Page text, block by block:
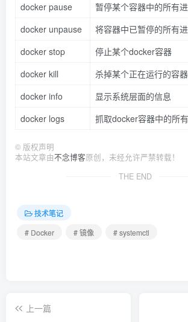
docker pause
暂停某个容器中的所有
docker unpause
将容器中已暂停的所有
docker stop
停止某个docker容器
docker kill
杀掉某个正在运行的容器
docker info
显示系统层面的信息
docker logs
抓取docker容器中的所
© 版权声明
本站文章由不念博客原创，未经允许严禁转载！
THE END
技术笔记
# Docker
# 镜像 # systemctl
上一篇